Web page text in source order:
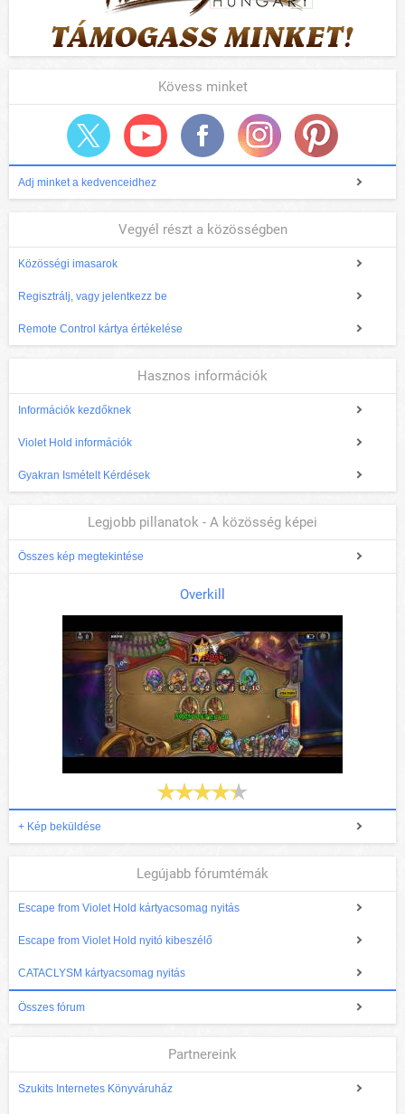
Kövess minket
Adj minket a kedvenceidhez
Vegyél részt a közösségben
Közösségi imasarok
Regisztrálj, vagy jelentkezz be
Remote Control kártya értékelése
Hasznos információk
Információk kezdőknek
Violet Hold információk
Gyakran Ismételt Kérdések
Legjobb pillanatok - A közösség képei
Összes kép megtekintése
Overkill
+ Kép beküldése
Legújabb fórumtémák
Escape from Violet Hold kártyacsomag nyitás
Escape from Violet Hold nyitó kibeszélő
CATACLYSM kártyacsomag nyitás
Összes fórum
Partnereink
Szukits Internetes Könyváruház